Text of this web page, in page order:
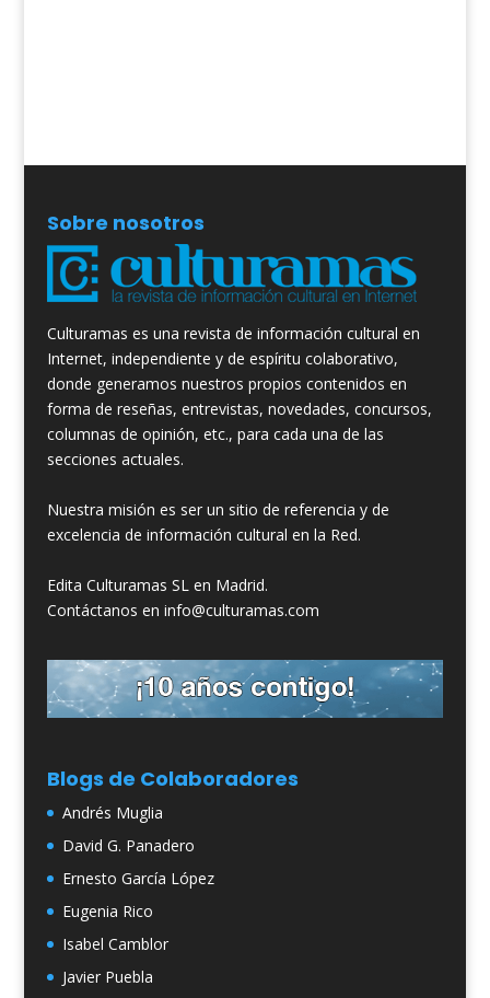
Sobre nosotros
Culturamas es una revista de información cultural en
Internet, independiente y de espíritu colaborativo,
donde generamos nuestros propios contenidos en
forma de reseñas, entrevistas, novedades, concursos,
columnas de opinión, etc., para cada una de las
secciones actuales.
Nuestra misión es ser un sitio de referencia y de
excelencia de información cultural en la Red.
Edita Culturamas SL en Madrid.
Contáctanos en info@culturamas.com
Blogs de Colaboradores
Andrés Muglia
David G. Panadero
Ernesto García López
Eugenia Rico
Isabel Camblor
Javier Puebla